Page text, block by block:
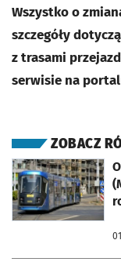
Wszystko o
szczegóły
z trasami
serwisie na
ZOBACZ
otworzy się w nowej